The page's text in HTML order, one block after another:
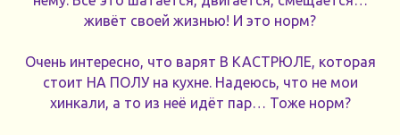
живёт своей жизнью! И это норм?
Очень интересно, что варят В КАСТРЮЛЕ, которая
стоит НА ПОЛУ на кухне. Надеюсь, что не мои
хинкали, а то из неё идёт пар… Тоже норм?